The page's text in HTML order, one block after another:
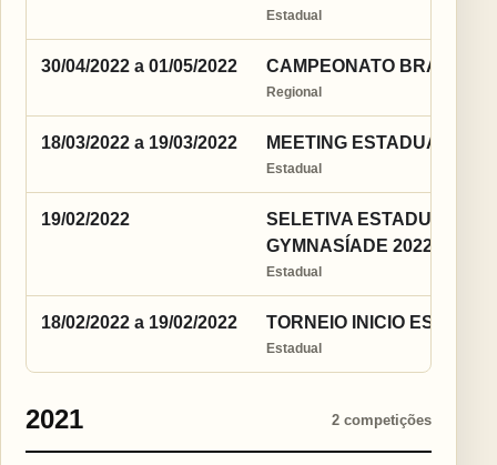
Estadual
30/04/2022 a 01/05/2022 CAMPEONATO
Regional
18/03/2022 a 19/03/2022 MEETING ESTADUAL DE
Estadual
19/02/2022
SELETIVA ESTADUAL DE
GYMNASÍADE 2022
Estadual
18/02/2022 a 19/02/2022 TORNEIO INICIO
Estadual
2021 2 competições